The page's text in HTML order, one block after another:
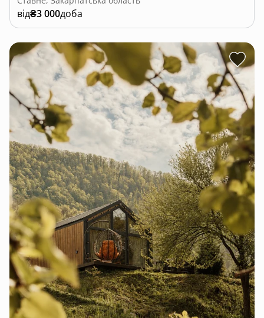
Для власників та гостей
Каталог помешкань
Правила розміщення
Розмістити помешкання
Блог